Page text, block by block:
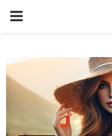
PRIMARY